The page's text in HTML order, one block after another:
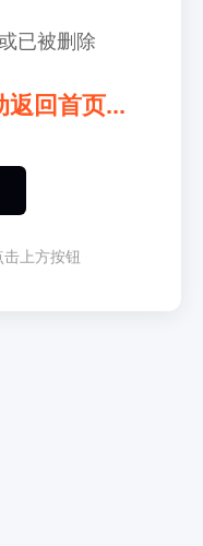
已被删除
返回首页...
上方按钮